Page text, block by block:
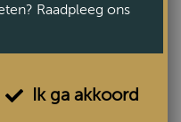
Raadpleeg ons
Ik ga akkoord